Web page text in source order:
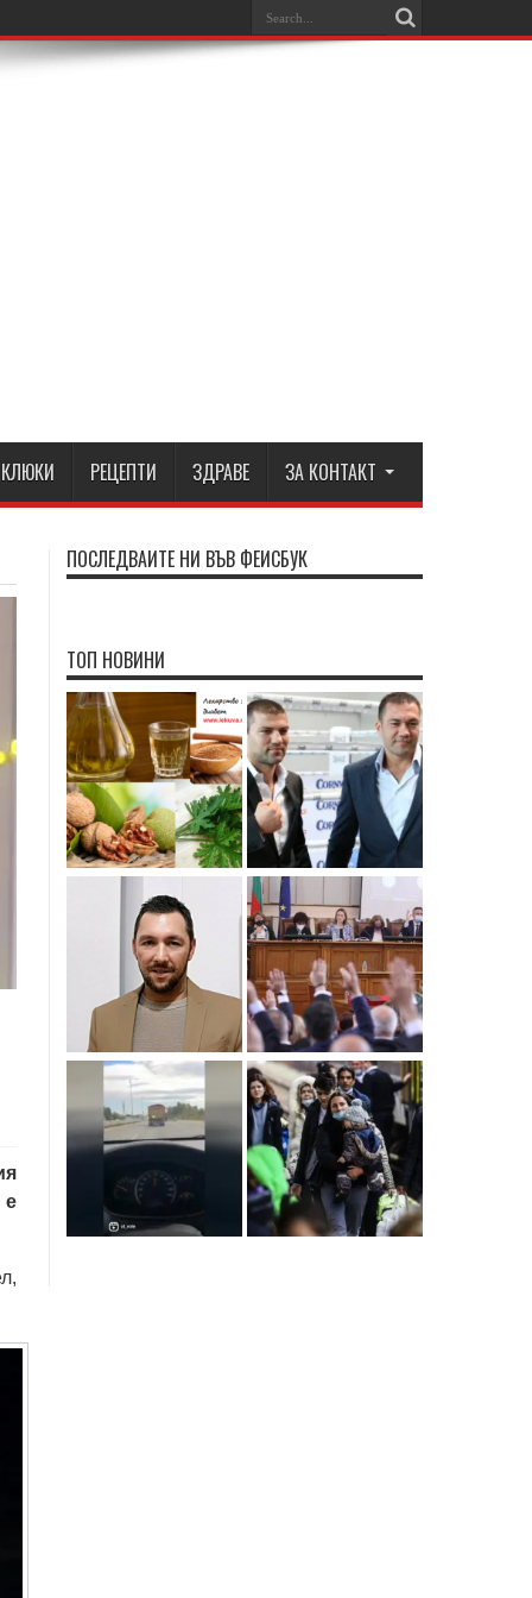
КЛЮКИ РЕЦЕПТИ ЗДРАВЕ ЗА КОНТАКТ
е
ПОСЛЕДВАЙТЕ НИ ВЪВ ФЕЙСБУК
ТОП НОВИНИ